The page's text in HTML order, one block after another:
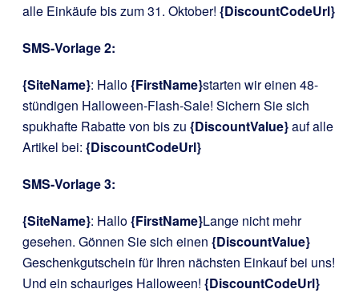
alle Einkäufe bis zum 31. Oktober! {DiscountCodeUrl}
SMS-Vorlage 2:
{SiteName}: Hallo{FirstName}starten wir einen 48-
stündigen Halloween-Flash-Sale! Sichern Sie sich
spukhafte Rabatte von bis zu {DiscountValue}auf alle
Artikel bei: {DiscountCodeUrl}
SMS-Vorlage 3:
{SiteName}: Hallo{FirstName}Lange nicht mehr
gesehen. Gönnen Sie sich einen {DiscountValue}
Geschenkgutschein für Ihren nächsten Einkauf bei uns!
Und ein schauriges Halloween! {DiscountCodeUrl}